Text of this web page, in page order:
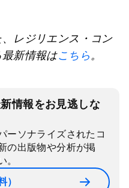
、レジリエンス・コン
新情報はこちら。
情報をお見逃しな
ーソナライズされたコ
の出版物や分析が掲
。
）